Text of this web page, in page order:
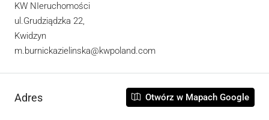
KW NIeruchomości
ul.Grudziądzka 22,
Kwidzyn
m.burnickazielinska@kwpoland.com
Adres Otwórz w Mapach Google